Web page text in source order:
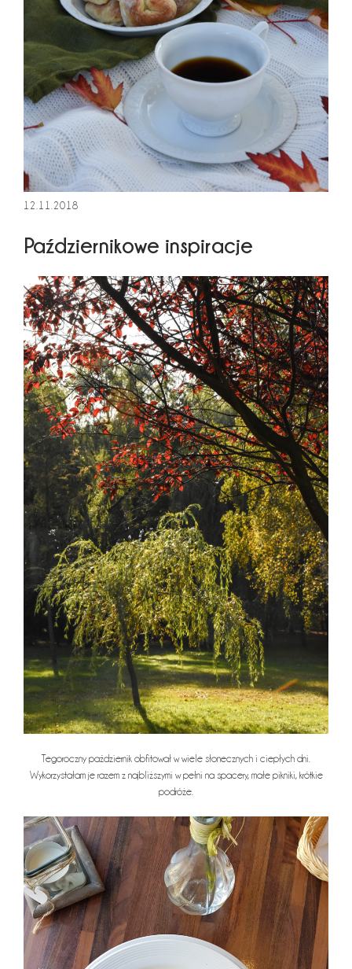
12.11.2018
Październikowe inspiracje
Tegoroczny październik obfitował w wiele słonecznych i ciepłych dni.
Wykorzystałam je razem z najbliższymi w pełni na spacery, małe pikniki, krótkie
podróże.